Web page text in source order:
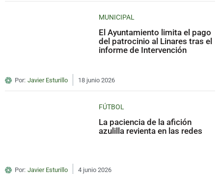
MUNICIPAL
El Ayuntamiento limita el pago
del patrocinio al Linares tras el
informe de Intervención
Por: Javier Esturillo 18 junio 2026
FÚTBOL
La paciencia de la afición
azulilla revienta en las redes
Por: Javier Esturillo 4 junio 2026